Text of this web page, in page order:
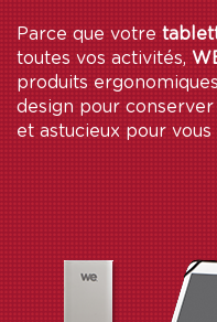
Parce que votre
toutes vos activités,
produits
design pour
et astucieux pour